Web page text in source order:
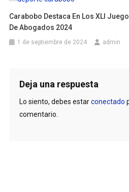
Carabobo Destaca En Los XLI
De Abogados 2024
1 de septiembre de 2024 admin
Deja una respuesta
Lo siento, debes estarconectado
comentario.